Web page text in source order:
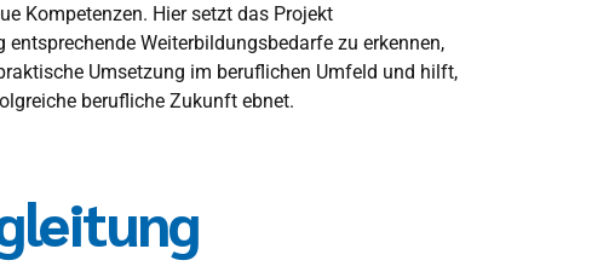
Kompetenzen. Hier setzt das Projekt
Weiterbildungsbedarfe zu erkennen,
Umsetzung im beruflichen Umfeld und hilft,
berufliche Zukunft ebnet.